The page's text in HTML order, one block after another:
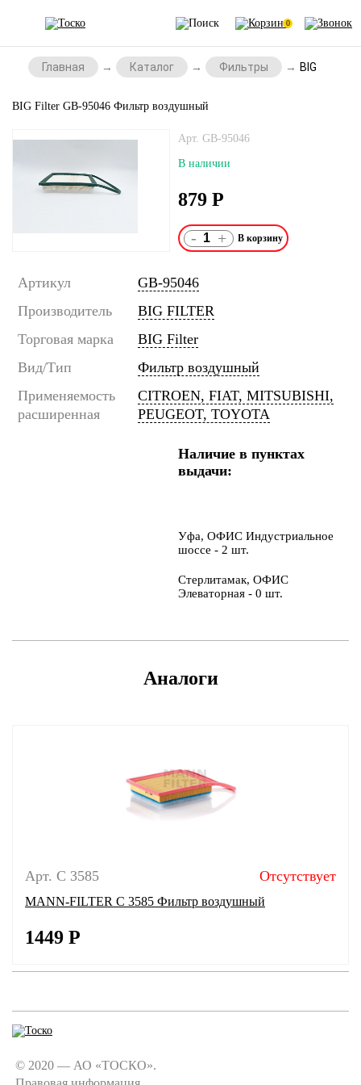
0
Главная Каталог Фильтры BIG Filter
BIG Filter GB-95046 Фильтр воздушный
Арт. GB-95046
В наличии
879 Р
- +
Артикул
GB-95046
Производитель
BIG FILTER
Торговая марка
BIG Filter
Вид/Тип
Фильтр воздушный
Применяемость
расширенная
CITROEN, FIAT, MITSUBISHI,
PEUGEOT, TOYOTA
Наличие в пунктах
выдачи:
Уфа, ОФИС Индустриальное
шоссе - 2 шт.
Стерлитамак, ОФИС
Элеваторная - 0 шт.
Аналоги
Арт. C 3585 Отсутствует
MANN-FILTER C 3585 Фильтр воздушный
1449 Р
© 2020 — АО «ТОСКО».